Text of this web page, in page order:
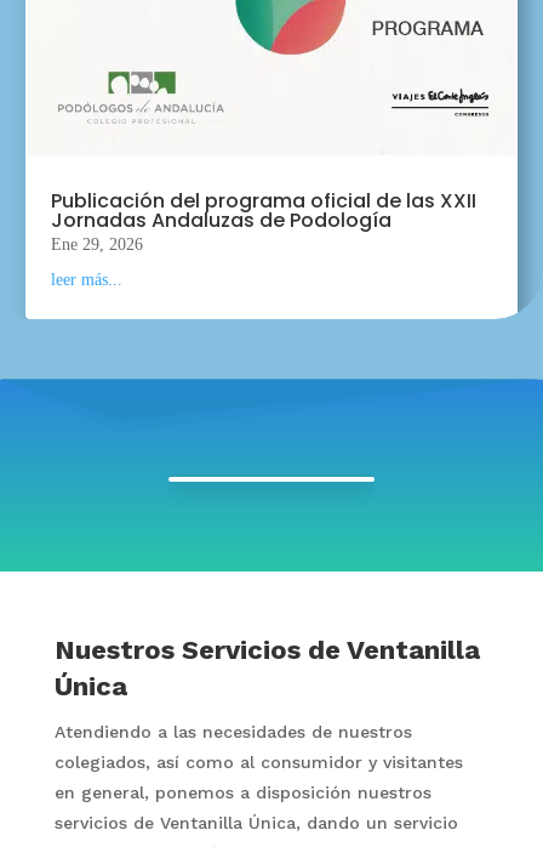
Publicación del programa oficial de las XXII
Jornadas Andaluzas de Podología
Ene 29, 2026
leer más...
Nuestros Servicios de Ventanilla
Única
Atendiendo a las necesidades de nuestros
colegiados, así como al consumidor y visitantes
en general, ponemos a disposición nuestros
servicios de Ventanilla Única, dando un servicio